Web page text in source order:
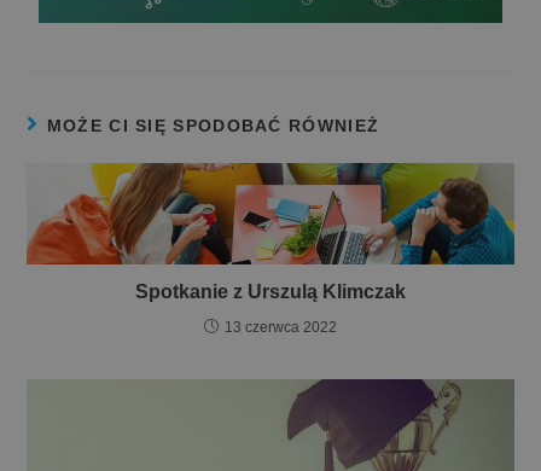
MOŻE CI SIĘ SPODOBAĆ RÓWNIEŻ
Spotkanie z Urszulą Klimczak
13 czerwca 2022